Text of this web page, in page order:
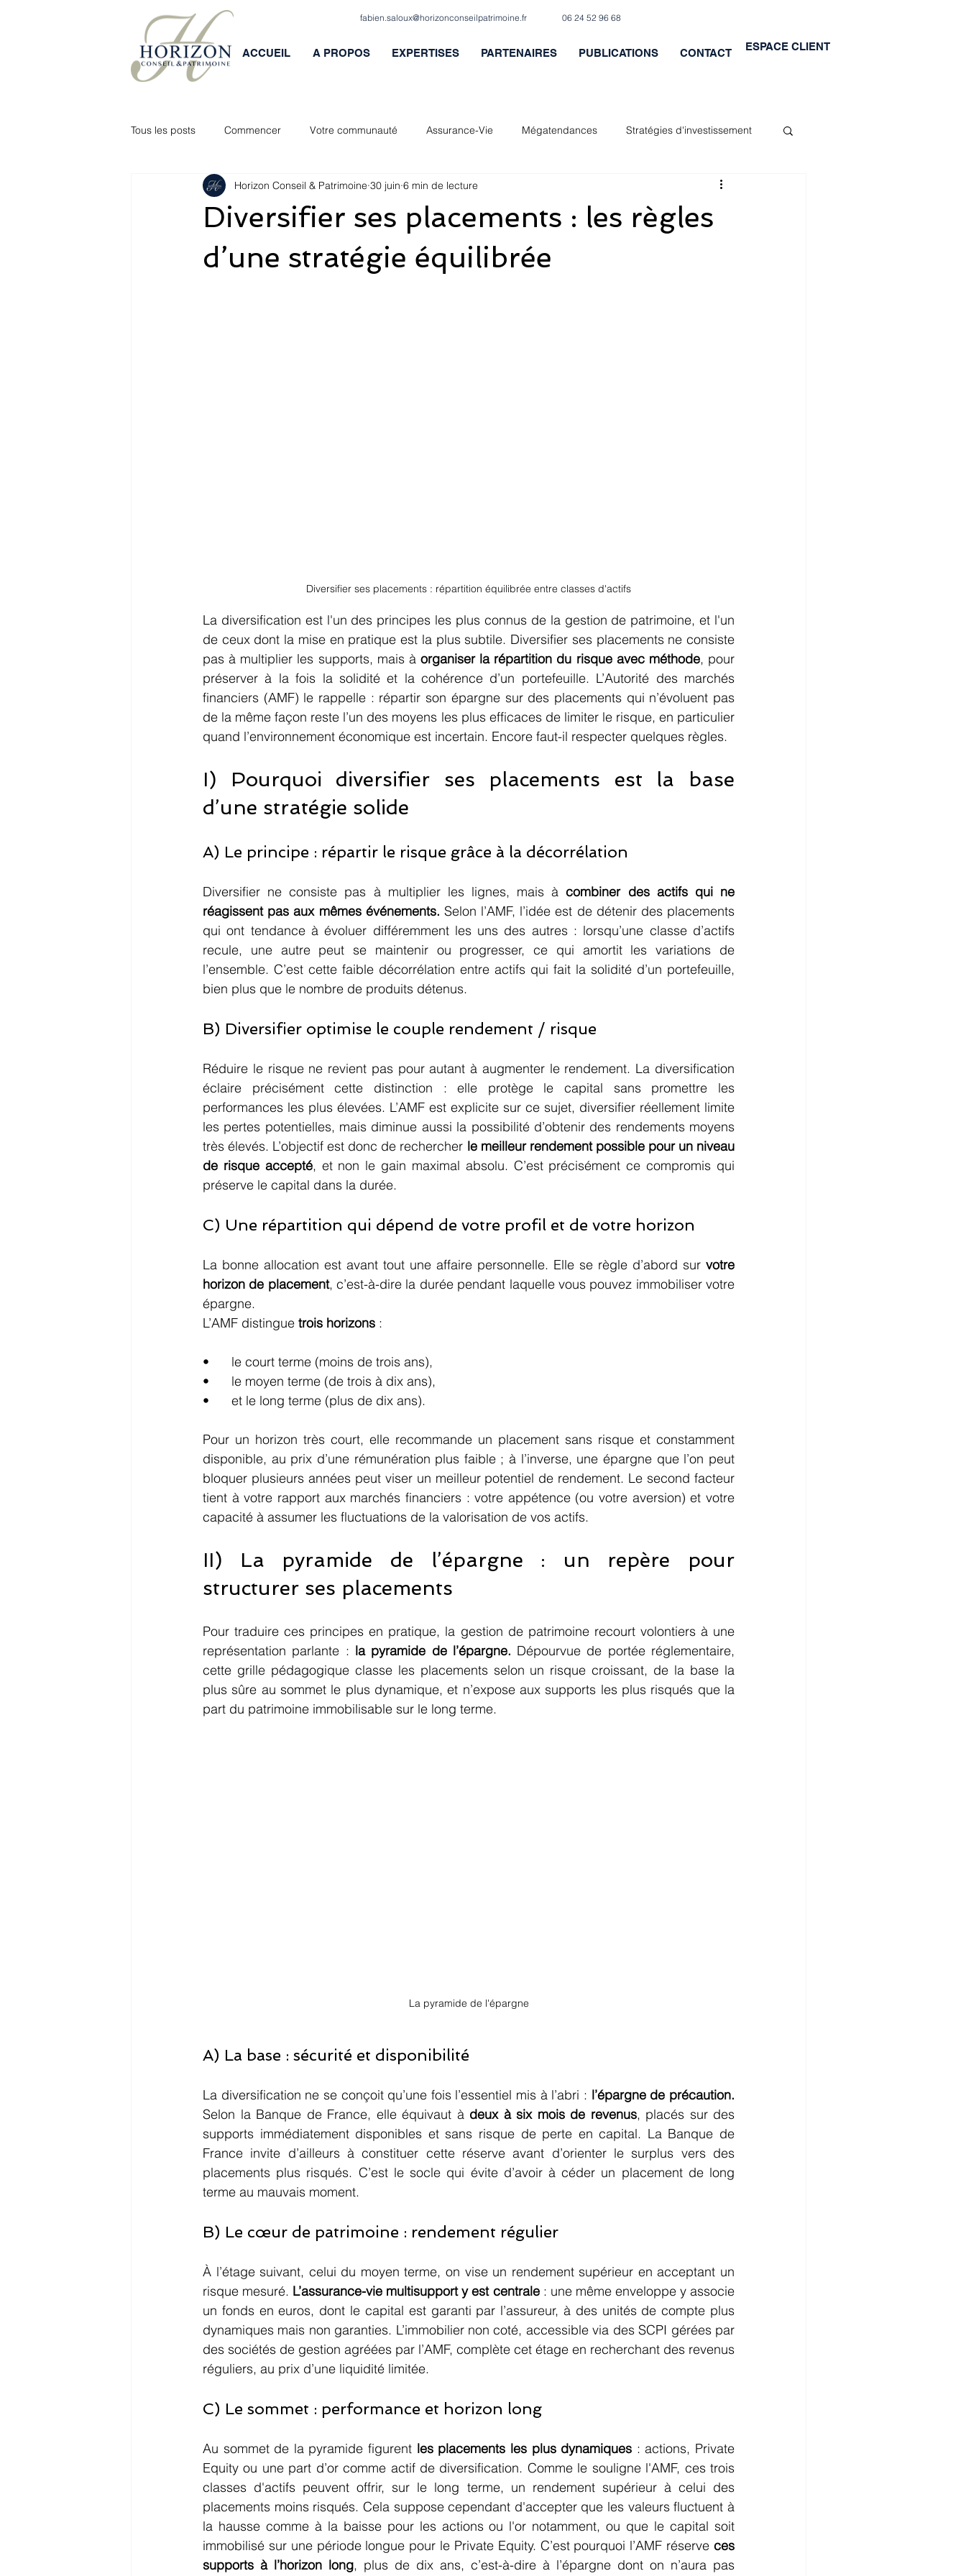
ACCUEIL A PROPOS EXPERTISES PARTENAIRES PUBLICATIONS CONTACT
ESPACE CLIENT
fabien.saloux@horizonconseilpatrimoine.fr 06 24 52 96 68
Tous les posts Commencer Votre communauté Assurance-Vie Mégatendances Stratégies d'investissement
optimisation fiscale retraite Gestion de patrimoine Entrepreneuriat
Diversifier ses placements : les règles
d’une stratégie équilibrée
Horizon Conseil & Patrimoine 30 juin 6 min de lecture
Diversifier ses placements : répartition équilibrée entre classes d'actifs
La diversification est l'un des principes les plus connus de la gestion de patrimoine, et l'un
de ceux dont la mise en pratique est la plus subtile. Diversifier ses placements ne consiste
pas à multiplier les supports, mais à organiser la répartition du risque avec méthode, pour
préserver à la fois la solidité et la cohérence d’un portefeuille. L’Autorité des marchés
financiers (AMF) le rappelle : répartir son épargne sur des placements qui n’évoluent pas
de la même façon reste l’un des moyens les plus efficaces de limiter le risque, en particulier
quand l’environnement économique est incertain. Encore faut-il respecter quelques règles.
I) Pourquoi diversifier ses placements est la base
d’une stratégie solide
A) Le principe : répartir le risque grâce à la décorrélation
Diversifier ne consiste pas à multiplier les lignes, mais à combiner des actifs qui ne
réagissent pas aux mêmes événements. Selon l’AMF, l’idée est de détenir des placements
qui ont tendance à évoluer différemment les uns des autres : lorsqu’une classe d’actifs
recule, une autre peut se maintenir ou progresser, ce qui amortit les variations de
l’ensemble. C’est cette faible décorrélation entre actifs qui fait la solidité d’un portefeuille,
bien plus que le nombre de produits détenus.
B) Diversifier optimise le couple rendement / risque
Réduire le risque ne revient pas pour autant à augmenter le rendement. La diversification
éclaire précisément cette distinction : elle protège le capital sans promettre les
performances les plus élevées. L’AMF est explicite sur ce sujet, diversifier réellement limite
les pertes potentielles, mais diminue aussi la possibilité d’obtenir des rendements moyens
très élevés. L’objectif est donc de rechercher le meilleur rendement possible pour un niveau
de risque accepté, et non le gain maximal absolu. C’est précisément ce compromis qui
préserve le capital dans la durée.
C) Une répartition qui dépend de votre profil et de votre horizon
La bonne allocation est avant tout une affaire personnelle. Elle se règle d’abord sur votre
horizon de placement, c’est-à-dire la durée pendant laquelle vous pouvez immobiliser votre
épargne.
L’AMF distingue trois horizons :
•	le court terme (moins de trois ans),
•	le moyen terme (de trois à dix ans),
•	et le long terme (plus de dix ans).
Pour un horizon très court, elle recommande un placement sans risque et constamment
disponible, au prix d’une rémunération plus faible ; à l’inverse, une épargne que l’on peut
bloquer plusieurs années peut viser un meilleur potentiel de rendement. Le second facteur
tient à votre rapport aux marchés financiers : votre appétence (ou votre aversion) et votre
capacité à assumer les fluctuations de la valorisation de vos actifs.
II) La pyramide de l’épargne : un repère pour
structurer ses placements
Pour traduire ces principes en pratique, la gestion de patrimoine recourt volontiers à une
représentation parlante : la pyramide de l’épargne. Dépourvue de portée réglementaire,
cette grille pédagogique classe les placements selon un risque croissant, de la base la
plus sûre au sommet le plus dynamique, et n’expose aux supports les plus risqués que la
part du patrimoine immobilisable sur le long terme.
La pyramide de l'épargne
A) La base : sécurité et disponibilité
La diversification ne se conçoit qu’une fois l’essentiel mis à l’abri : l’épargne de précaution.
Selon la Banque de France, elle équivaut à deux à six mois de revenus, placés sur des
supports immédiatement disponibles et sans risque de perte en capital. La Banque de
France invite d’ailleurs à constituer cette réserve avant d’orienter le surplus vers des
placements plus risqués. C’est le socle qui évite d’avoir à céder un placement de long
terme au mauvais moment.
B) Le cœur de patrimoine : rendement régulier
À l’étage suivant, celui du moyen terme, on vise un rendement supérieur en acceptant un
risque mesuré. L’assurance-vie multisupport y est centrale : une même enveloppe y associe
un fonds en euros, dont le capital est garanti par l’assureur, à des unités de compte plus
dynamiques mais non garanties. L’immobilier non coté, accessible via des SCPI gérées par
des sociétés de gestion agréées par l’AMF, complète cet étage en recherchant des revenus
réguliers, au prix d’une liquidité limitée.
C) Le sommet : performance et horizon long
Au sommet de la pyramide figurent les placements les plus dynamiques : actions, Private
Equity ou une part d’or comme actif de diversification. Comme le souligne l'AMF, ces trois
classes d'actifs peuvent offrir, sur le long terme, un rendement supérieur à celui des
placements moins risqués. Cela suppose cependant d'accepter que les valeurs fluctuent à
la hausse comme à la baisse pour les actions ou l'or notamment, ou que le capital soit
immobilisé sur une période longue pour le Private Equity. C’est pourquoi l’AMF réserve ces
supports à l’horizon long, plus de dix ans, c’est-à-dire à l’épargne dont on n’aura pas